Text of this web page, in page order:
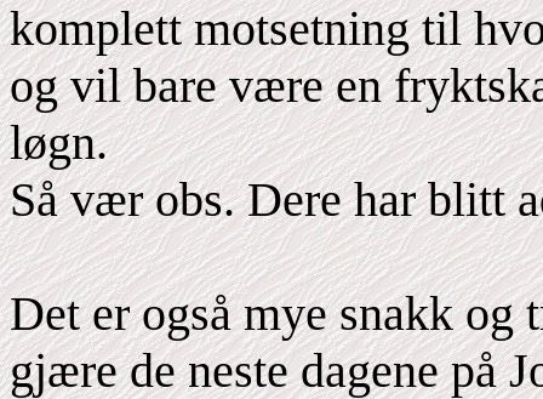
komplett motsetning til
og vil bare være en
løgn.
Så vær obs. Dere har blitt
Det er også mye snakk
gjære de neste dagene på